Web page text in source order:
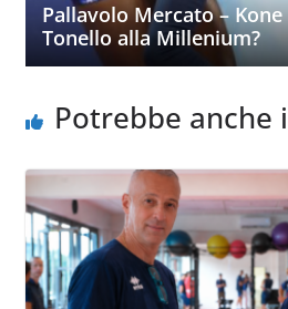
Pallavolo Mercato –
Tonello alla Millenium?
Potrebbe anche